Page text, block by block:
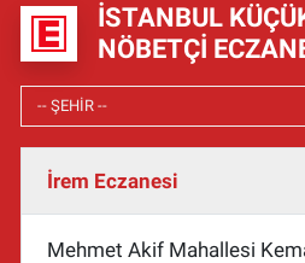
İSTANBUL
NÖBETÇI
İrem Eczanesi
Mehmet Akif Mahallesi